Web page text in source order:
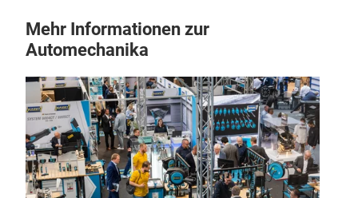
Mehr Informationen zur
Automechanika